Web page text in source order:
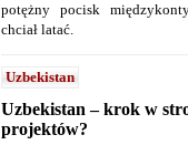
potężny pocisk
chciał latać.
Uzbekistan
Uzbekistan – krok w
projektów?